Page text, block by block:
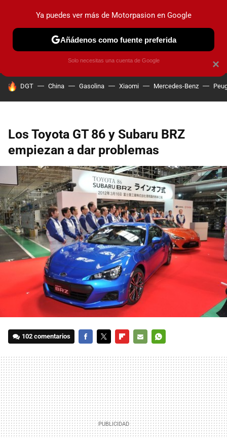
PRUEBAS COCHES ELÉCTRICOS OBSERVATORIO
HOY SE HABLA DE
DGT China Gasolina Xiaomi Mercedes-Benz
Los Toyota GT 86 y Subaru BRZ
empiezan a dar problemas
102 comentarios
MAIL
×
Ya puedes ver más de Motorpasion en Google
Añádenos como fuente preferida
Solo necesitas una cuenta de Google